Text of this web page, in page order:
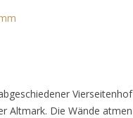
Vierseitenhof
Altmark. Die Wände atmen